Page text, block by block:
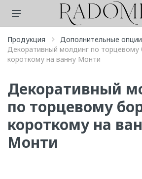
Продукция Дополнительные опции
Декоративный молдинг по торцевому
короткому на ванну Монти
Декоративный
по торцевому
короткому на
Монти